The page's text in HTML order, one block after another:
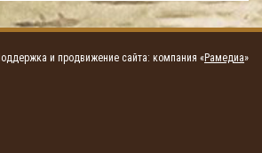
и продвижение сайта: компания «Рамедиа»